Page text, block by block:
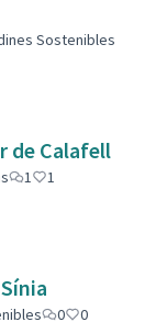
Sostenibles
de Calafell
1
1
0
0